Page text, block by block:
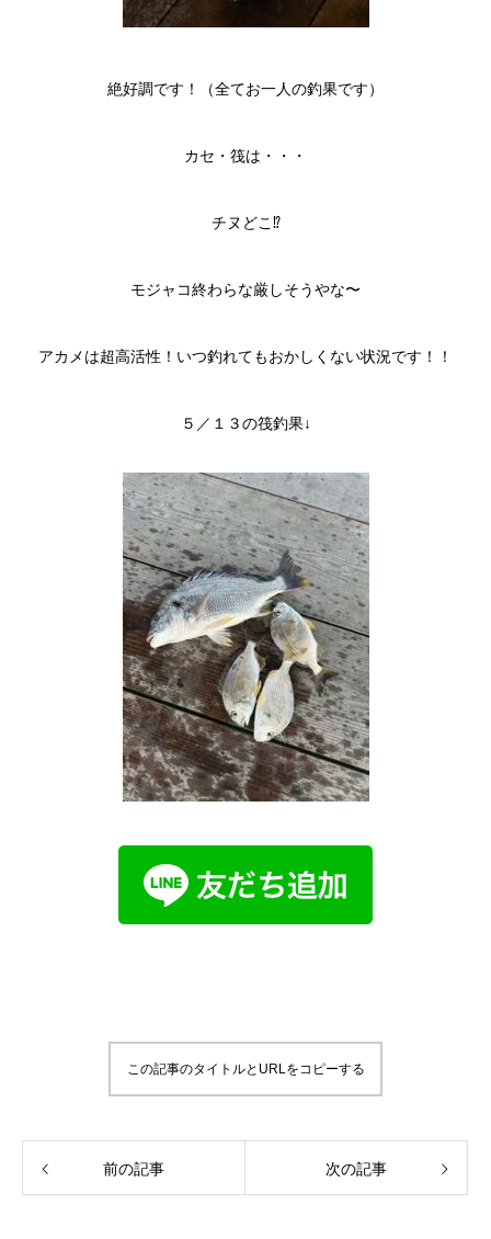
絶好調です！（全てお一人の釣果です）
カセ・筏は・・・
チヌどこ⁉︎
モジャコ終わらな厳しそうやな〜
アカメは超高活性！いつ釣れてもおかしくない状況です！！
５／１３の筏釣果↓
この記事のタイトルとURLをコピーする
前の記事 次の記事